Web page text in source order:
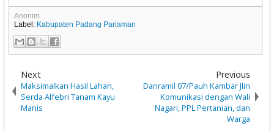
Anonim
Label: Kabupaten Padang Pariaman
Next
Maksimalkan Hasil Lahan,
Serda Alfebri Tanam Kayu
Manis
Previous
Danramil 07/Pauh Kambar Jlin
Komunikasi dengan Wali
Nagari, PPL Pertanian, dan
Warga